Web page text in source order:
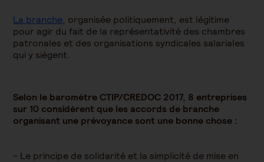
La branche, organisée politiquement, est légitime
pour agir du fait de la représentativité des chambres
patronales et des organisations syndicales salariales
qui y siègent.
Selon le baromètre CTIP/CREDOC 2017, 8 entreprises
sur 10 considèrent que les accords de branche
organisant une prévoyance sont une bonne chose :
Le principe de solidarité et la simplicité de mise en